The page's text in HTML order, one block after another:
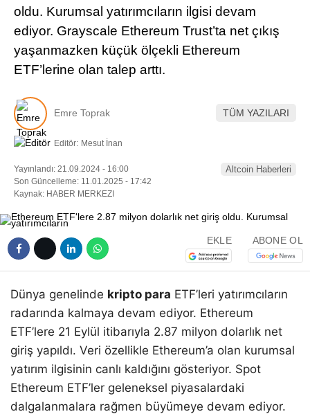
oldu. Kurumsal yatırımcıların ilgisi devam
ediyor. Grayscale Ethereum Trust’ta net çıkış
yaşanmazken küçük ölçekli Ethereum
ETF’lerine olan talep arttı.
Emre Toprak TÜM YAZILARI
Editör: Mesut İnan
Yayınlandı: 21.09.2024 - 16:00
Son Güncelleme: 11.01.2025 - 17:42
Kaynak: HABER MERKEZI
Altcoin Haberleri
EKLE ABONE OL
Dünya genelinde kripto para ETF’leri yatırımcıların
radarında kalmaya devam ediyor. Ethereum
ETF’lere 21 Eylül itibarıyla 2.87 milyon dolarlık net
giriş yapıldı. Veri özellikle Ethereum’a olan kurumsal
yatırım ilgisinin canlı kaldığını gösteriyor. Spot
Ethereum ETF’ler geleneksel piyasalardaki
dalgalanmalara rağmen büyümeye devam ediyor.